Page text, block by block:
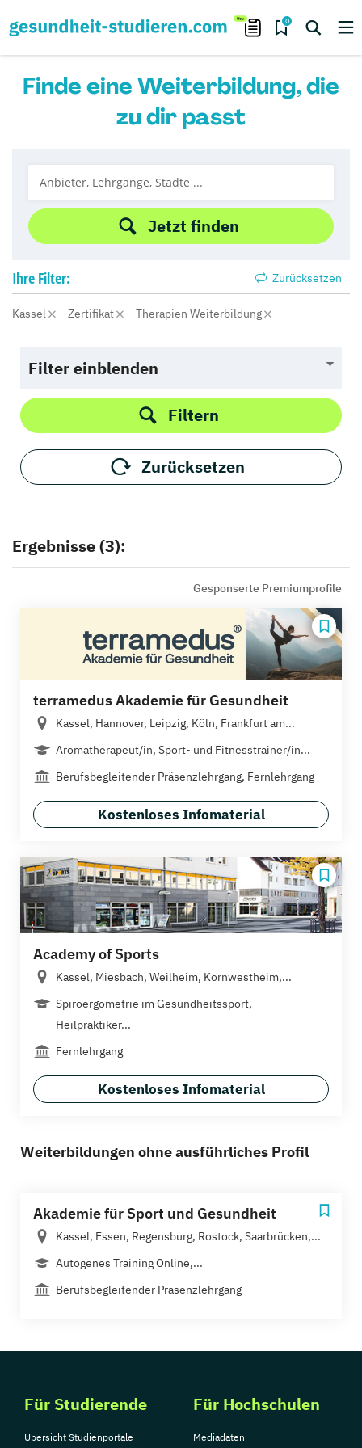
0
Finde eine Weiterbildung, die
zu dir passt
Jetzt finden
Ihre Filter: Zurücksetzen
Kassel Zertifikat Therapien Weiterbildung
Filter einblenden
Filtern
Zurücksetzen
Ergebnisse (3):
Gesponserte Premiumprofile
terramedus Akademie für Gesundheit
Kassel, Hannover, Leipzig, Köln, Frankfurt am...
Aromatherapeut/in, Sport- und Fitnesstrainer/in...
Berufsbegleitender Präsenzlehrgang, Fernlehrgang
Kostenloses Infomaterial
Academy of Sports
Kassel, Miesbach, Weilheim, Kornwestheim,...
Spiroergometrie im Gesundheitssport,
Heilpraktiker...
Fernlehrgang
Kostenloses Infomaterial
Weiterbildungen ohne ausführliches Profil
Akademie für Sport und Gesundheit
Kassel, Essen, Regensburg, Rostock, Saarbrücken,...
Autogenes Training Online,...
Berufsbegleitender Präsenzlehrgang
Für Studierende
Übersicht Studienportale
Für Hochschulen
Mediadaten